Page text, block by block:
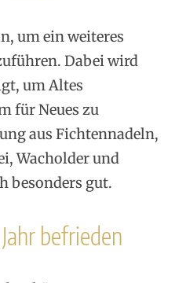
um ein weiteres
Dabei wird
um Altes
für Neues zu
aus Fichtennadeln,
Wacholder und
besonders gut.
befrieden